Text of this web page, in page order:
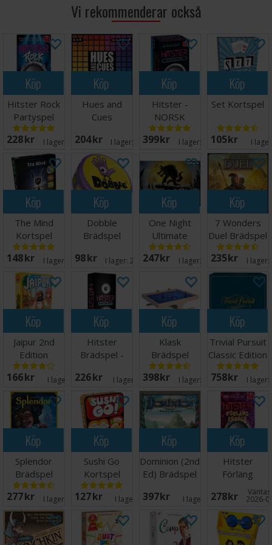
Vi rekommenderar också
Köp
Hitster Rock
Partyspel
228 SEK I lager: 20+
Köp
Hues and
Cues
Svensk
204 SEK I lager: 20+
Köp
Hitster -
NORSK
399 SEK I lager: 20+
Köp
Set Kortspel
105 SEK I
Köp
The Mind
Kortspel
148 SEK I lager: 20+
Köp
Dobble
Brädspel
98 SEK I lager:20+
Köp
One Night
Ultimate
Werewolf
Brädspel
247 SEK I lager: 20+
Köp
7 Wonders
Duel Brädspel
- Svensk
235 SEK I lager:
Köp
Jaipur 2nd
Edition
Brädspel
166 SEK I lager: 1
Köp
Hitster
Brädspel -
utgåva
226 SEK I lager: 15
Köp
Klask
Brädspel
398 SEK I lager: 20+
Köp
Trivial Pursuit
Classic Edition
Norsk
758 SEK I lager:
Köp
Splendor
Brädspel
277 SEK I lager: 20+
Köp
Sushi Go
Kortspel
127 SEK I lager: 4
Köp
Dominion (2nd
Ed) Brädspel
397 SEK I lager: 1
Köp
Hitster
Förläng
Festen
Partyspel
278 SEK 2026-